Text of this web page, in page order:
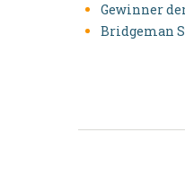
Gewinner
Bridgeman